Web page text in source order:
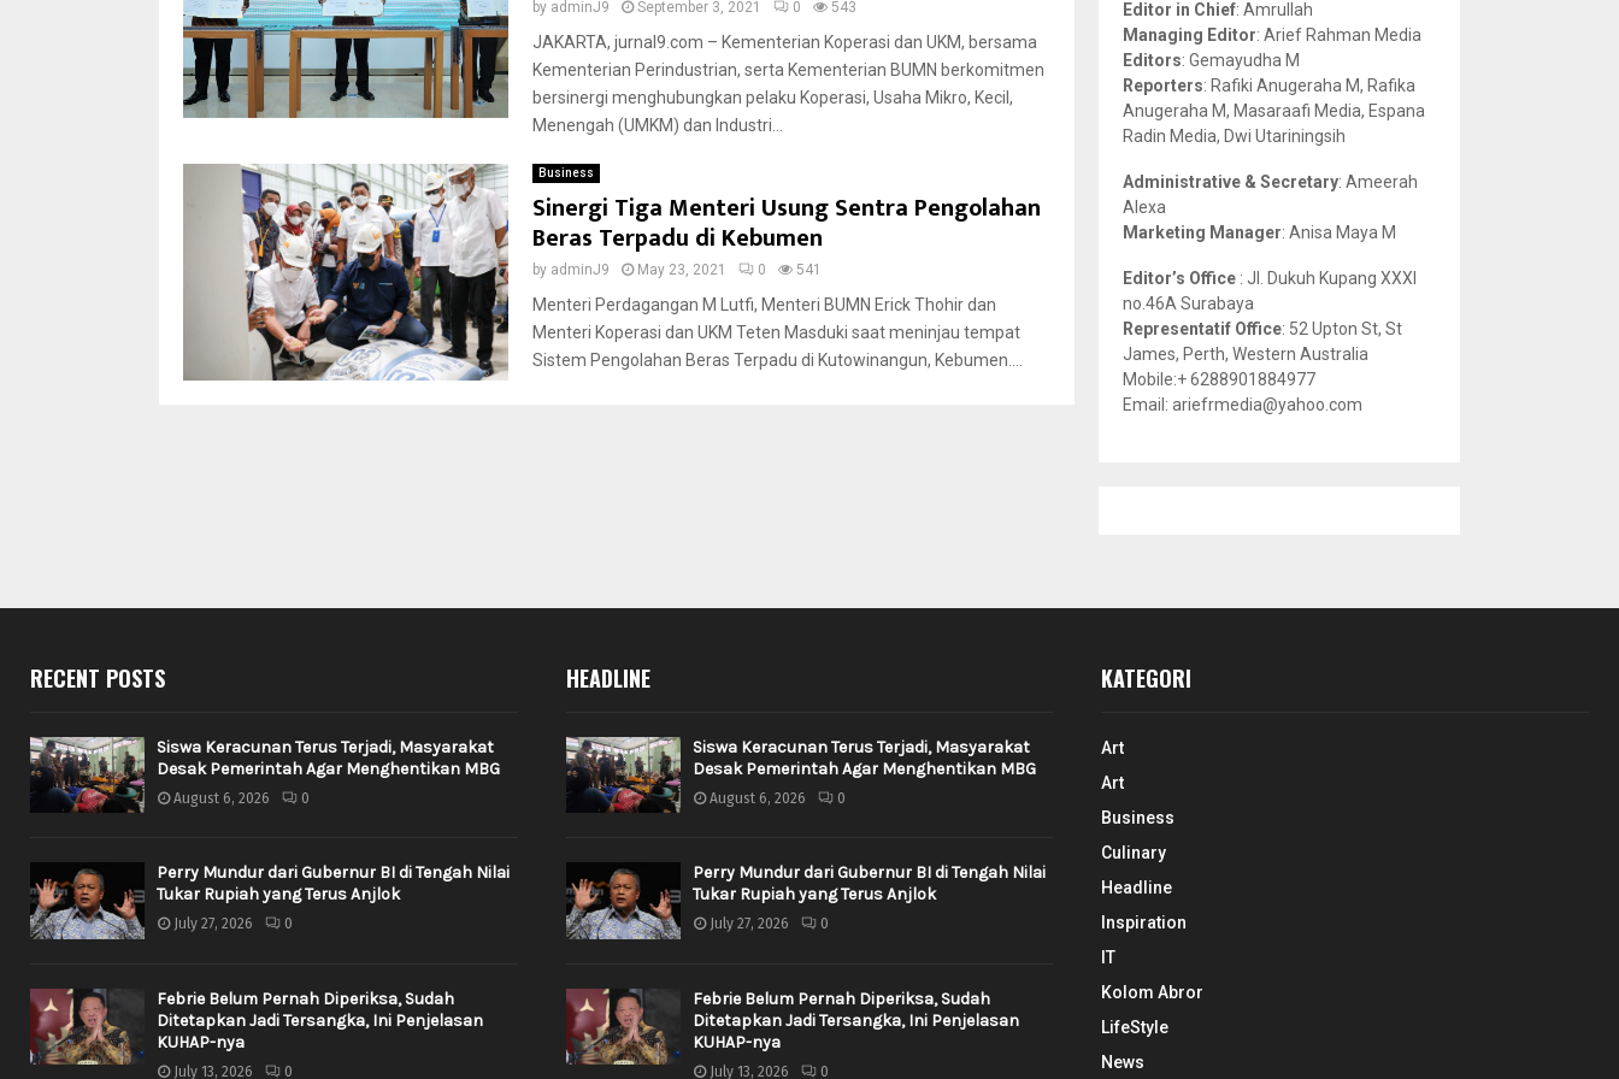
by adminJ9 September 3, 2021 0 543
JAKARTA, jurnal9.com – Kementerian Koperasi dan UKM, bersama
Kementerian Perindustrian, serta Kementerian BUMN berkomitmen
bersinergi menghubungkan pelaku Koperasi, Usaha Mikro, Kecil,
Menengah (UMKM) dan Industri...
Business
Sinergi Tiga Menteri Usung Sentra Pengolahan
Beras Terpadu di Kebumen
by adminJ9 May 23, 2021 0 541
Menteri Perdagangan M Lutfi, Menteri BUMN Erick Thohir dan
Menteri Koperasi dan UKM Teten Masduki saat meninjau tempat
Sistem Pengolahan Beras Terpadu di Kutowinangun, Kebumen....
r
:
R
H
Editor in Chief: Amrullah
Managing Editor: Arief Rahman Media
Editors: Gemayudha M
Reporters: Rafiki Anugeraha M, Rafika
Anugeraha M, Masaraafi Media, Espana
Radin Media, Dwi Utariningsih
Administrative & Secretary: Ameerah
Alexa
Marketing Manager: Anisa Maya M
Editor’s Office : Jl. Dukuh Kupang XXXI
no.46A Surabaya
Representatif Office: 52 Upton St, St
James, Perth, Western Australia
Mobile:+ 6288901884977
Email: ariefrmedia@yahoo.com
RECENT POSTS
Siswa Keracunan Terus Terjadi, Masyarakat
Desak Pemerintah Agar Menghentikan MBG
August 6, 2026 0
Perry Mundur dari Gubernur BI di Tengah Nilai
Tukar Rupiah yang Terus Anjlok
July 27, 2026 0
Febrie Belum Pernah Diperiksa, Sudah
Ditetapkan Jadi Tersangka, Ini Penjelasan
KUHAP-nya
July 13, 2026 0
HEADLINE
Siswa Keracunan Terus Terjadi, Masyarakat
Desak Pemerintah Agar Menghentikan MBG
August 6, 2026 0
Perry Mundur dari Gubernur BI di Tengah Nilai
Tukar Rupiah yang Terus Anjlok
July 27, 2026 0
Febrie Belum Pernah Diperiksa, Sudah
Ditetapkan Jadi Tersangka, Ini Penjelasan
KUHAP-nya
July 13, 2026 0
KATEGORI
Art
Art
Business
Culinary
Headline
Inspiration
IT
Kolom Abror
LifeStyle
News